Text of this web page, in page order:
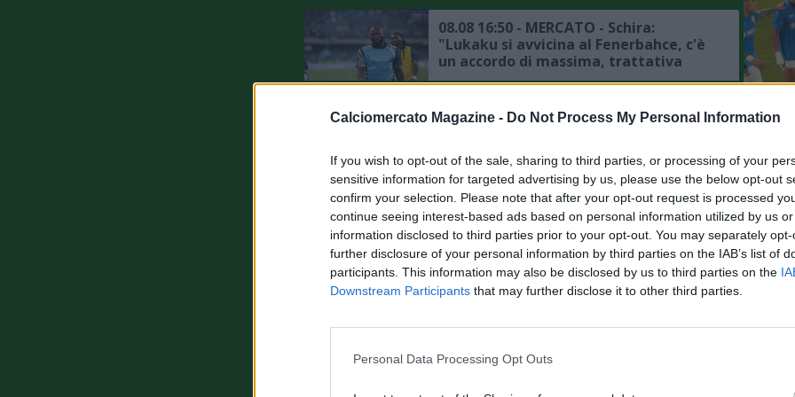
Calciomercato Magazine - Do Not Process My Personal Information
If you wish to opt-out of the sale, sharing to third parties, or processing of your
sensitive information for targeted advertising by us, please use the below opt-out
confirm your selection. Please note that after your opt-out request is processed
continue seeing interest-based ads based on personal information utilized by us
information disclosed to third parties prior to your opt-out. You may separately
further disclosure of your personal information by third parties on the IAB’s list of
participants. This information may also be disclosed by us to third parties on the
Downstream Participants that may further disclose it to other third parties.
Personal Data Processing Opt Outs
Napoli"
08.08 16:50 - MERCATO - Schira:
"Lukaku si avvicina al Fenerbahce, c'è
un accordo di massima, trattativa
avanzata tra il club turco e il Napoli"
08.08 15:42 - MEDIASET - Torino, gli
obiettivi per chiudere il mercato: ci
08.08 08:46 - CDS - Napoli, Gabriel
Jesus la "pazza ma concreta" idea di
mercato per l'attacco
07.08 23:35 - MERCATO - Schira: "Ajax,
interesse concreto per Noa Lang: ecco
07.08 21:45 - MERCATO - Schira: